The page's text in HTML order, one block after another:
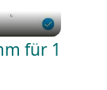
für 1